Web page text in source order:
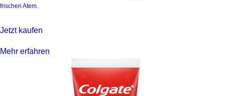
frischen Atem.
Jetzt kaufen
Mehr erfahren